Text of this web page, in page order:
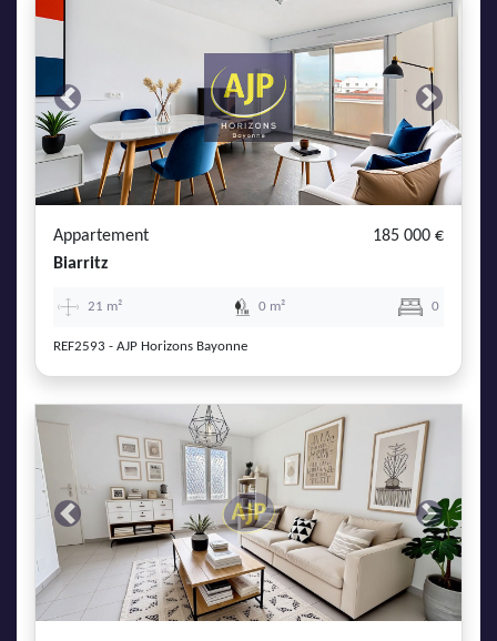
Previous Next
Appartement
185 000 €
Biarritz
21 m² 0 m² 0
REF2593 - AJP Horizons Bayonne
Previous Next